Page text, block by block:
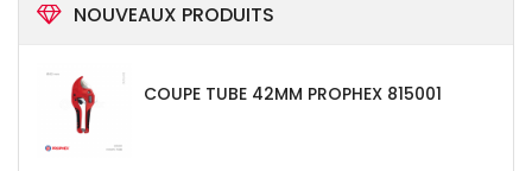
NOUVEAUX PRODUITS
COUPE TUBE 42MM PROPHEX 815001